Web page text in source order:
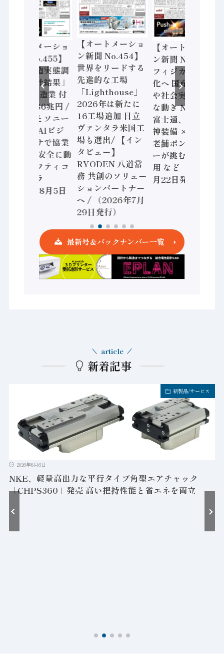
【オートメーショ
ン新聞 No.455】
「経済構造実態調
査二次集計結果」
2024年製造業 付
加価値額86兆円 /
三菱電機とソニー
セミコン AIビジ
ョンセンサで協業
/ IDEC、安全に動
かすセーフティコ
ントローラ
（2026年8月5日
【オートメーショ
ン新聞 No.454】
世界をリードする
先進的な工場
「Lighthouse」
2026年は新たに
16工場追加 日立
ヴァンタラ米国工
場も選出/ 【イン
タビュー】
RYODEN 八道常
務 共創のソリュー
ションパートナー
へ / （2026年7月
29日発行）
【オートメーショ
ン新聞 No.453】
フィジカルAI本格
化へ 国産AI開発
や社会実装に活発
な動き Noetra、
富士通、日立 / 兵
神装備 × HMS、
老舗ポンプメーカ
ーが挑むデータ活
用 など（2026年7
月22日発行）
最新号＆バックナンバー一覧
新着記事
article
新製品/サービス
2026年8月6日
NKE、軽量高出力な平行タイプ角型エアチャック
「CHPS360」発売 高い把持性能と省エネを両立